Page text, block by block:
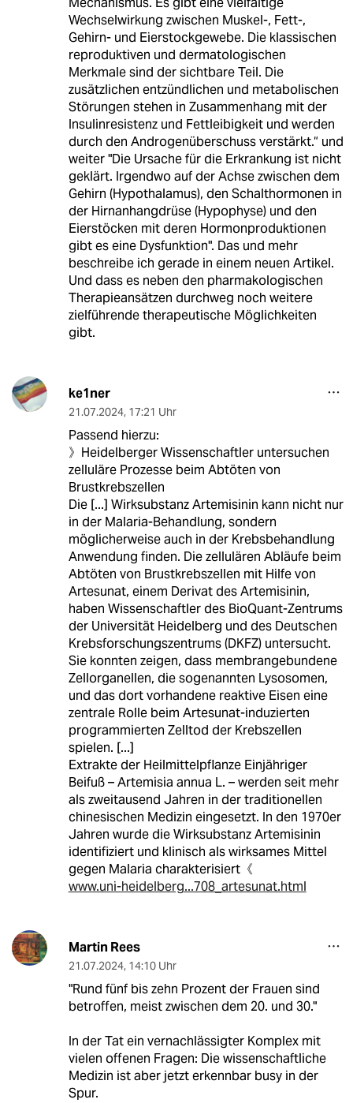
Wechselwirkung zwischen Muskel-, Fett-,
Gehirn- und Eierstockgewebe. Die klassischen
reproduktiven und dermatologischen
Merkmale sind der sichtbare Teil. Die
zusätzlichen entzündlichen und metabolischen
Störungen stehen in Zusammenhang mit der
Insulinresistenz und Fettleibigkeit und werden
durch den Androgenüberschuss verstärkt.“ und
weiter "Die Ursache für die Erkrankung ist nicht
geklärt. Irgendwo auf der Achse zwischen dem
Gehirn (Hypothalamus), den Schalthormonen in
der Hirnanhangdrüse (Hypophyse) und den
Eierstöcken mit deren Hormonproduktionen
gibt es eine Dysfunktion". Das und mehr
beschreibe ich gerade in einem neuen Artikel.
Und dass es neben den pharmakologischen
Therapieansätzen durchweg noch weitere
zielführende therapeutische Möglichkeiten
gibt.
ke1ner
21.07.2024, 17:21 Uhr
Passend hierzu:
》Heidelberger Wissenschaftler untersuchen
zelluläre Prozesse beim Abtöten von
Brustkrebszellen
Die [...] Wirksubstanz Artemisinin kann nicht nur
in der Malaria-Behandlung, sondern
möglicherweise auch in der Krebsbehandlung
Anwendung finden. Die zellulären Abläufe beim
Abtöten von Brustkrebszellen mit Hilfe von
Artesunat, einem Derivat des Artemisinin,
haben Wissenschaftler des BioQuant-Zentrums
der Universität Heidelberg und des Deutschen
Krebsforschungszentrums (DKFZ) untersucht.
Sie konnten zeigen, dass membrangebundene
Zellorganellen, die sogenannten Lysosomen,
und das dort vorhandene reaktive Eisen eine
zentrale Rolle beim Artesunat-induzierten
programmierten Zelltod der Krebszellen
spielen. [...]
Extrakte der Heilmittelpflanze Einjähriger
Beifuß – Artemisia annua L. – werden seit mehr
als zweitausend Jahren in der traditionellen
chinesischen Medizin eingesetzt. In den 1970er
Jahren wurde die Wirksubstanz Artemisinin
identifiziert und klinisch als wirksames Mittel
gegen Malaria charakterisiert《
www.uni-heidelberg...708_artesunat.html
Martin Rees
21.07.2024, 14:10 Uhr
"Rund fünf bis zehn Prozent der Frauen sind
betroffen, meist zwischen dem 20. und 30."
In der Tat ein vernachlässigter Komplex mit
vielen offenen Fragen: Die wissenschaftliche
Medizin ist aber jetzt erkennbar busy in der
Spur.